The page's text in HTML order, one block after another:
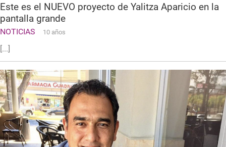
Este es el NUEVO proyecto de Yalitza Aparicio en la
pantalla grande
NOTICIAS 10 años
[...]